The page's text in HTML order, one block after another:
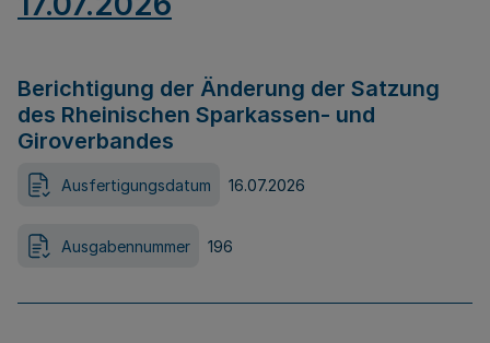
Berichtigung der Änderung der Satzung
des Rheinischen Sparkassen- und
Giroverbandes
Ausfertigungsdatum 16.07.2026
Ausgabennummer 196